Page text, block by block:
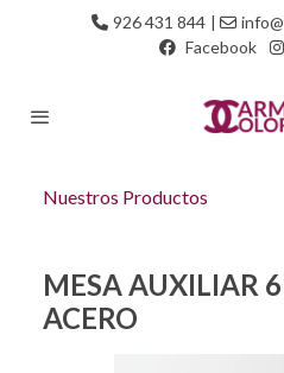
926 431 844 |
Facebook
Nuestros Productos
MESA AUXILIAR
ACERO